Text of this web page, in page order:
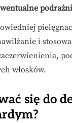
i
włosków.
się do